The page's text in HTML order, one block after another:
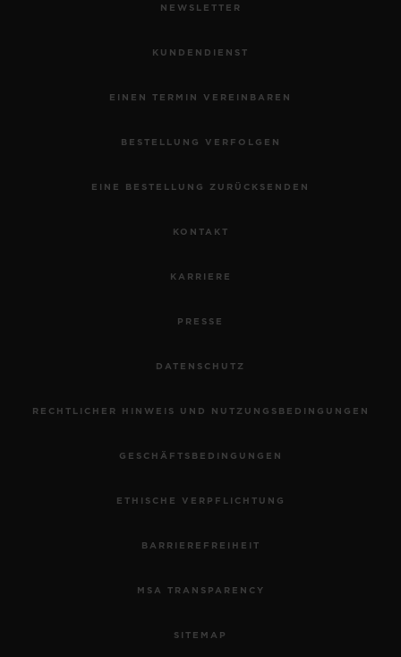
NEWSLETTER
KUNDENDIENST
EINEN TERMIN VEREINBAREN
BESTELLUNG VERFOLGEN
EINE BESTELLUNG ZURÜCKSENDEN
KONTAKT
KARRIERE
PRESSE
DATENSCHUTZ
RECHTLICHER HINWEIS UND NUTZUNGSBEDINGUNGEN
GESCHÄFTSBEDINGUNGEN
ETHISCHE VERPFLICHTUNG
BARRIEREFREIHEIT
MSA TRANSPARENCY
SITEMAP